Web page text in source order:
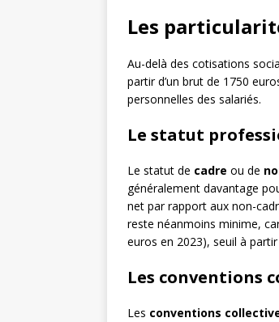
Les
Au-delà des cotisations
partir d’un brut de 1750
personnelles des salariés.
Le statut
Le statut de cadre ou de
généralement davantage
net par rapport aux non-
reste néanmoins minime,
euros en 2023), seuil à
Les conventions
Les conventions